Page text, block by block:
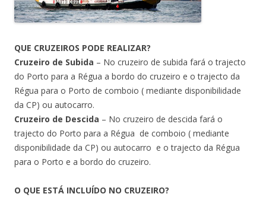
QUE CRUZEIROS PODE REALIZAR?
Cruzeiro de Subida – No cruzeiro de subida fará o trajecto
do Porto para a Régua a bordo do cruzeiro e o trajecto da
Régua para o Porto de comboio ( mediante disponibilidade
da CP) ou autocarro.
Cruzeiro de Descida – No cruzeiro de descida fará o
trajecto do Porto para a Régua de comboio ( mediante
disponibilidade da CP) ou autocarro e o trajecto da Régua
para o Porto e a bordo do cruzeiro.
O QUE ESTÁ INCLUÍDO NO CRUZEIRO?